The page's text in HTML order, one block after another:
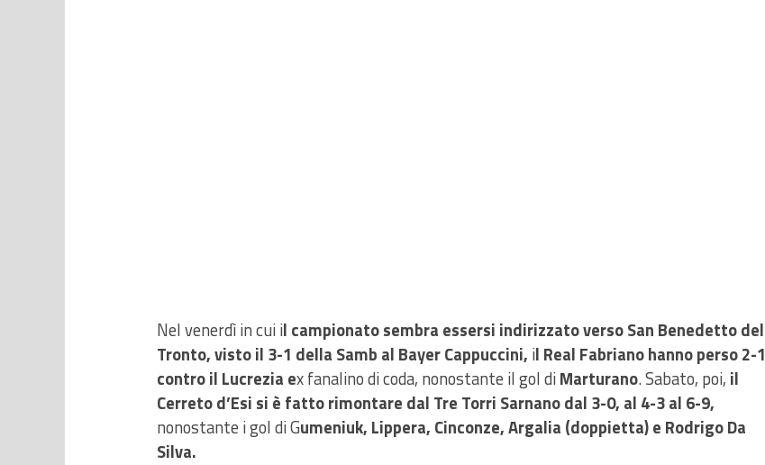
Nel venerdì in cui il campionato sembra essersi indirizzato verso San Benedetto del
Tronto, visto il 3-1 della Samb al Bayer Cappuccini, il Real Fabriano hanno perso 2-1
contro il Lucrezia ex fanalino di coda, nonostante il gol diMarturano. Sabato, poi, il
Cerreto d’Esi si è fatto rimontare dal Tre Torri Sarnano dal 3-0, al 4-3 al 6-9,
nonostante i gol di Gumeniuk, Lippera, Cinconze, Argalia (doppietta) e Rodrigo Da
Silva.